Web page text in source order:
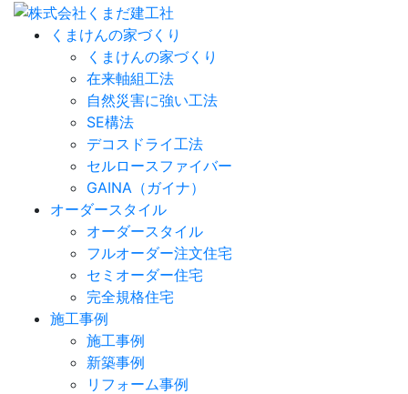
くまけんの家づくり
くまけんの家づくり
在来軸組工法
自然災害に強い工法
SE構法
デコスドライ工法
セルロースファイバー
GAINA（ガイナ）
オーダースタイル
オーダースタイル
フルオーダー注文住宅
セミオーダー住宅
完全規格住宅
施工事例
施工事例
新築事例
リフォーム事例